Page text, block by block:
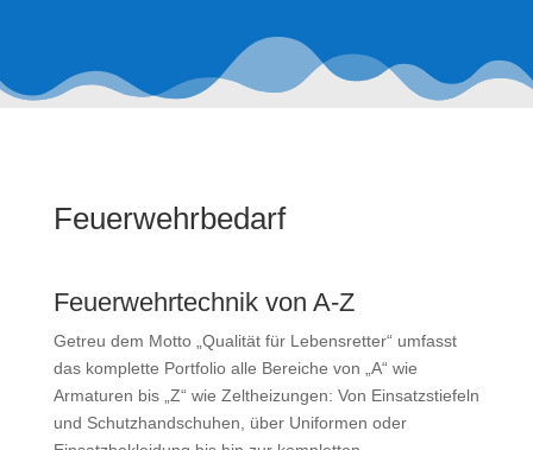
Feuerwehrbedarf
Feuerwehrtechnik von A-Z
Getreu dem Motto „Qualität für Lebensretter“ umfasst
das komplette Portfolio alle Bereiche von „A“ wie
Armaturen bis „Z“ wie Zeltheizungen: Von Einsatzstiefeln
und Schutzhandschuhen, über Uniformen oder